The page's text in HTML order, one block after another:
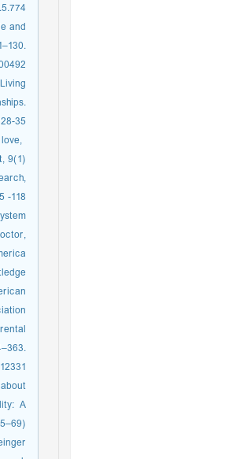
and
35.
-118
A